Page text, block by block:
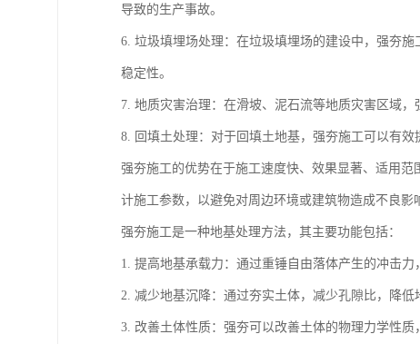
导致的生产事故。
6. 垃圾填埋场处理：在垃圾填埋场的建设中，强夯
稳定性。
7. 地质灾害治理：在滑坡、泥石流等地质灾害区域
8. 回填土处理：对于回填土地基，强夯施工可以有
强夯施工的优势在于施工速度快、效果显著、适用
计施工参数，以避免对周边环境或建筑物造成不良影
强夯施工是一种地基处理方法，其主要功能包括：
1. 提高地基承载力：通过重锤自由落体产生的冲击力
2. 减少地基沉降：通过夯实土体，减少孔隙比，降低
3. 改善土体性质：强夯可以改善土体的物理力学性质